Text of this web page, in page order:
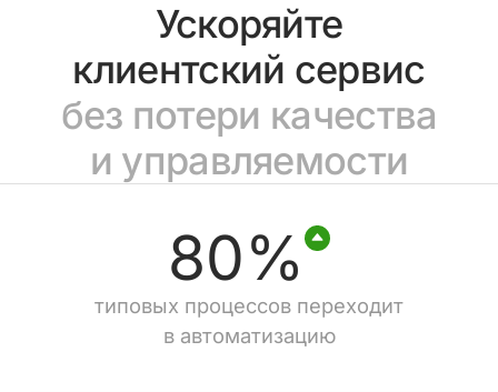
Ускоряйте
клиентский сервис
без потери качества
и управляемости
80%
типовых процессов переходит
в автоматизацию